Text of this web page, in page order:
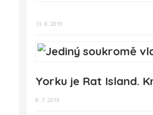
13. 8. 2019
Yorku je Rat Island.
8. 7. 2019